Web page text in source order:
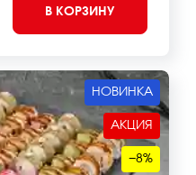
блюда может
В КОРЗИНУ
НОВИНКА
АКЦИЯ
−8%